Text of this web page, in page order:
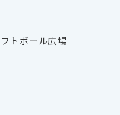
トボール広場